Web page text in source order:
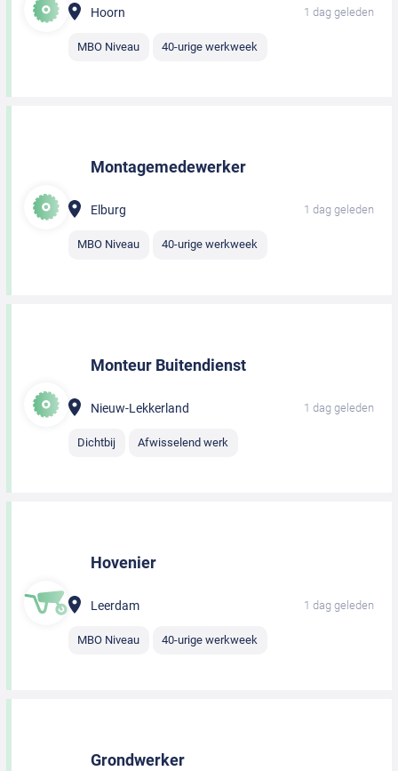
Hoorn 1 dag geleden
MBO Niveau 40-urige werkweek
Montagemedewerker
Elburg 1 dag geleden
MBO Niveau 40-urige werkweek
Monteur Buitendienst
Nieuw-Lekkerland 1 dag geleden
Dichtbij Afwisselend werk
Hovenier
Leerdam 1 dag geleden
MBO Niveau 40-urige werkweek
Grondwerker